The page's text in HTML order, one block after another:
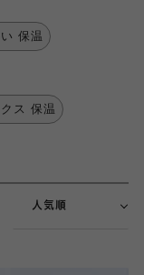
保温
ス 保温
人気順